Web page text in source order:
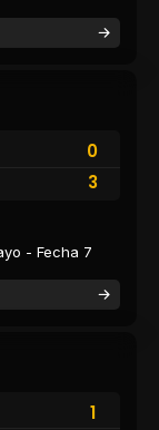
0
3
- Fecha 7
1